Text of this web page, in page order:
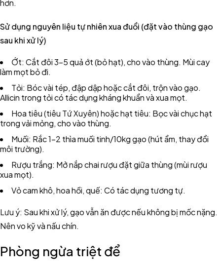
hơn.
Sử dụng nguyên liệu tự nhiên xua đuổi (đặt vào thùng gạo
sau khi xử lý)
Ớt: Cắt đôi 3-5 quả ớt (bỏ hạt), cho vào thùng. Mùi cay
làm mọt bỏ đi.
Tỏi: Bóc vài tép, đập dập hoặc cắt đôi, trộn vào gạo.
Allicin trong tỏi có tác dụng kháng khuẩn và xua mọt.
Hoa tiêu (tiêu Tứ Xuyên) hoặc hạt tiêu: Bọc vài chục hạt
trong vải mỏng, cho vào thùng.
Muối: Rắc 1-2 thìa muối tinh/10kg gạo (hút ẩm, thay đổi
môi trường).
Rượu trắng: Mở nắp chai rượu đặt giữa thùng (mùi rượu
xua mọt).
Vỏ cam khô, hoa hồi, quế: Có tác dụng tương tự.
Lưu ý: Sau khi xử lý, gạo vẫn ăn được nếu không bị mốc nặng.
Nên vo kỹ và nấu chín.
Phòng ngừa triệt để